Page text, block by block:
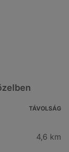
TÁVOLSÁG
4,6 km